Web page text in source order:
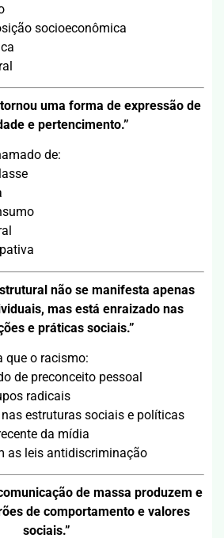
socioeconômica
uma forma de expressão de
e pertencimento.”
de:
não se manifesta apenas
mas está enraizado nas
e práticas sociais.”
que o racismo:
de preconceito pessoal
radicais
estruturas sociais e políticas
da mídia
as leis antidiscriminação
de massa produzem e
de comportamento e valores
sociais.”